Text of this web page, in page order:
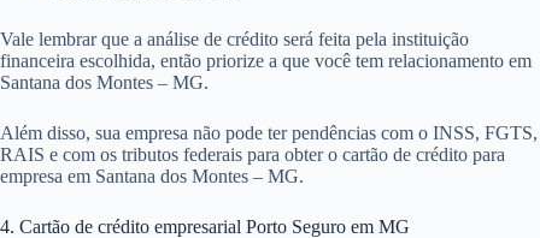
Vale lembrar que a análise de crédito será feita pela instituição
financeira escolhida, então priorize a que você tem relacionamento em
Santana dos Montes – MG.
Além disso, sua empresa não pode ter pendências com o INSS, FGTS,
RAIS e com os tributos federais para obter o cartão de crédito para
empresa em Santana dos Montes – MG.
4. Cartão de crédito empresarial Porto Seguro em MG